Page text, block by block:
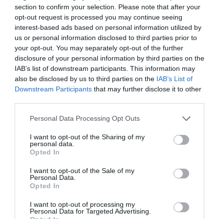
section to confirm your selection. Please note that after your
opt-out request is processed you may continue seeing
interest-based ads based on personal information utilized by
us or personal information disclosed to third parties prior to
your opt-out. You may separately opt-out of the further
disclosure of your personal information by third parties on the
IAB’s list of downstream participants. This information may
also be disclosed by us to third parties on the IAB’s List of
Downstream Participants that may further disclose it to other
Personal Data Processing Opt Outs
I want to opt-out of the Sharing of my
personal data.
Opted In
I want to opt-out of the Sale of my
Personal Data.
Opted In
I want to opt-out of processing my
Personal Data for Targeted Advertising.
eficientă a unei bucătarii de top.
Au urmat multe locaţii frumoase, după aceea am
colaborat chiar şi cu una din Italia, în Lido Di Spina,
mai sus de Ravenna, am traversat cam toată
Europa. Am învăţat foarte multe despre viaţa
cum să foloseşti un cuptor Tandoori de la indieni,
cum să faci un sos pentru shish kebap pe
cărbuni, de la turci şi tot aşa .»